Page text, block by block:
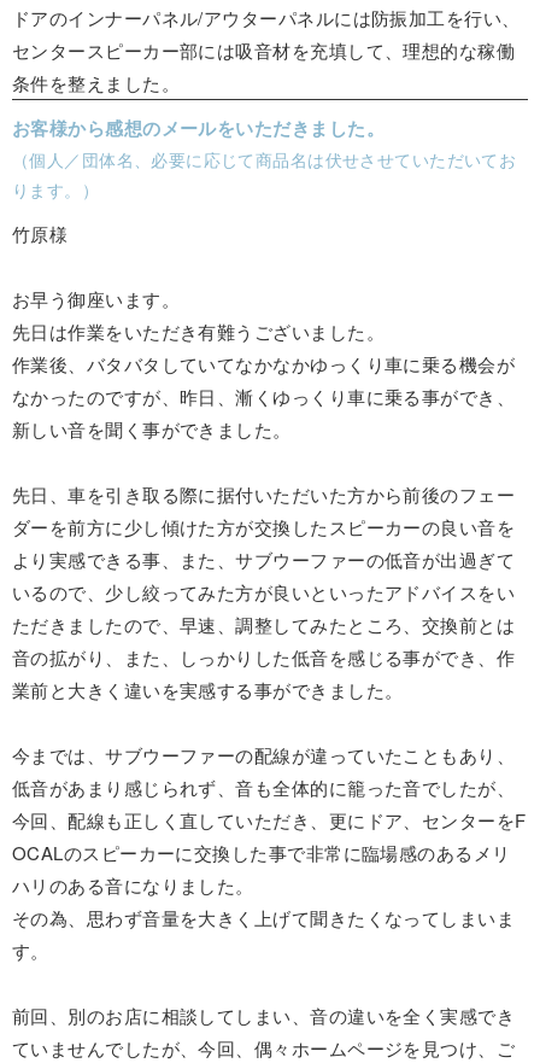
ドアのインナーパネル/アウターパネルには防振加工を行い、
センタースピーカー部には吸音材を充填して、理想的な稼働
条件を整えました。
お客様から感想のメールをいただきました。
（個人／団体名、必要に応じて商品名は伏せさせていただいてお
ります。）
竹原様
お早う御座います。
先日は作業をいただき有難うございました。
作業後、バタバタしていてなかなかゆっくり車に乗る機会が
なかったのですが、昨日、漸くゆっくり車に乗る事ができ、
新しい音を聞く事ができました。
先日、車を引き取る際に据付いただいた方から前後のフェー
ダーを前方に少し傾けた方が交換したスピーカーの良い音を
より実感できる事、また、サブウーファーの低音が出過ぎて
いるので、少し絞ってみた方が良いといったアドバイスをい
ただきましたので、早速、調整してみたところ、交換前とは
音の拡がり、また、しっかりした低音を感じる事ができ、作
業前と大きく違いを実感する事ができました。
今までは、サブウーファーの配線が違っていたこともあり、
低音があまり感じられず、音も全体的に籠った音でしたが、
今回、配線も正しく直していただき、更にドア、センターをF
OCALのスピーカーに交換した事で非常に臨場感のあるメリ
ハリのある音になりました。
その為、思わず音量を大きく上げて聞きたくなってしまいま
す。
前回、別のお店に相談してしまい、音の違いを全く実感でき
ていませんでしたが、今回、偶々ホームページを見つけ、ご